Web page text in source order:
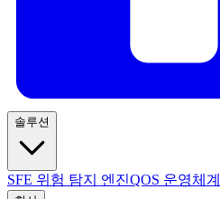
솔루션
SFE 위험 탐지 엔진QOS 운영체계